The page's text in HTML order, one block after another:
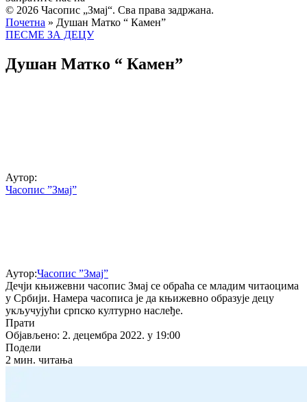
© 2026 Часопис „Змај“. Сва права задржана.
Почетна » Душан Матко “ Камен”
ПЕСМЕ ЗА ДЕЦУ
Душан Матко “ Камен”
Аутор:
Часопис ”Змај”
Аутор:Часопис ”Змај”
Дечји књижевни часопис Змај се обраћа се младим читаоцима
у Србији. Намера часописа је да књижевно образује децу
укључујући српско културно наслеђе.
Прати
Објављено: 2. децембра 2022. у 19:00
Подели
2 мин. читања